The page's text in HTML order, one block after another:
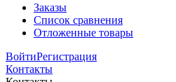
Заказы
Список сравнения
Отложенные товары
ВойтиРегистрация
Контакты